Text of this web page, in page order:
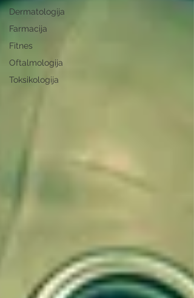
Dermatologija
Farmacija
Fitnes
Oftalmologija
Toksikologija